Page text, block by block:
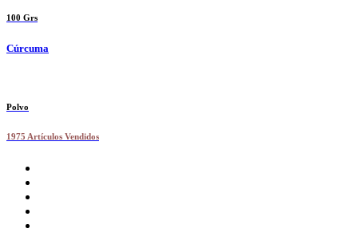
100 Grs
Cúrcuma
Polvo
1975 Artículos Vendidos